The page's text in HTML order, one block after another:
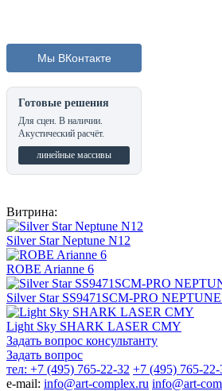
Мы ВКонтакте
Готовые решения
Для сцен. В наличии.
Акустический расчёт.
линейные массивы
Витрина:
Silver Star Neptune N12
ROBE Arianne 6
Silver Star SS9471SCM-PRO
Light Sky SHARK LASER CMY
Задать вопрос консультанту
Задать вопрос
тел: +7 (495) 765-22-32 +7 (495) 765-22-
e-mail: info@art-complex.ru info@art-